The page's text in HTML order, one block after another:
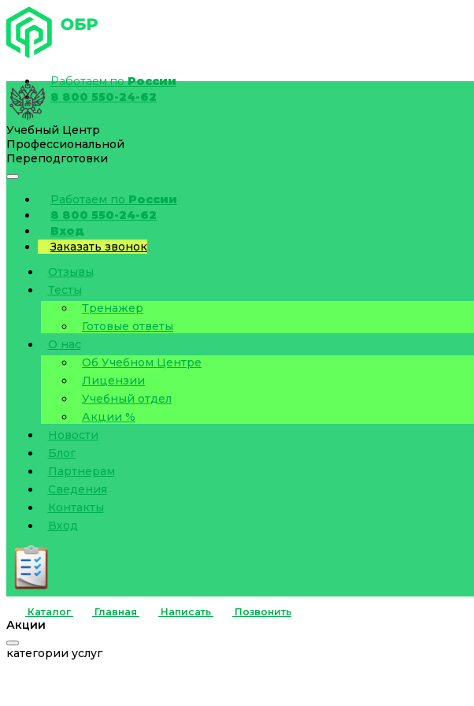
Работаем поРоссии
8 800 550-24-62
Учебный Центр
Профессиональной
Переподготовки
Работаем по России
8 800 550-24-62
Вход
Заказать звонок
Отзывы
Тесты
Тренажер
Готовые ответы
О нас
Об Учебном Центре
Лицензии
Учебный отдел
Акции %
Новости
Блог
Партнерам
Сведения
Контакты
Вход
Каталог Главная Написать Позвонить
Акции
категории услуг